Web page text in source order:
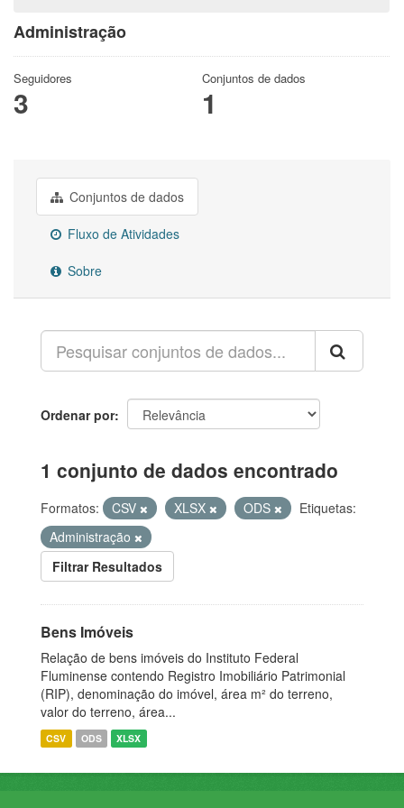
Administração
Seguidores
3
Conjuntos de dados
1
Conjuntos de dados
Fluxo de Atividades
Sobre
Ordenar por
1 conjunto de dados encontrado
Formatos: CSV XLSX ODS
Etiquetas:
Administração
Filtrar Resultados
Bens Imóveis
Relação de bens imóveis do Instituto Federal
Fluminense contendo Registro Imobiliário Patrimonial
(RIP), denominação do imóvel, área m² do terreno,
valor do terreno, área...
CSV ODS XLSX